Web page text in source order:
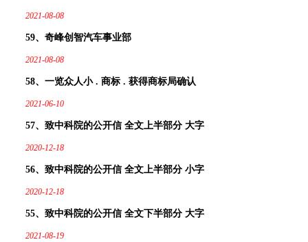
专利案例展示专利案例展示,了解更多详细的内容
2021-08-08
59、奇峰创智汽车事业部
2021-08-08
58、一览众人小 . 商标 . 获得商标局确认
2021-06-10
57、致中科院的公开信 全文上半部分 大字
2020-12-18
56、致中科院的公开信 全文上半部分 小字
2020-12-18
55、致中科院的公开信 全文下半部分 大字
2021-08-19